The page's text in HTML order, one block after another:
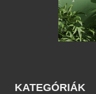
KATEGÓRIÁK